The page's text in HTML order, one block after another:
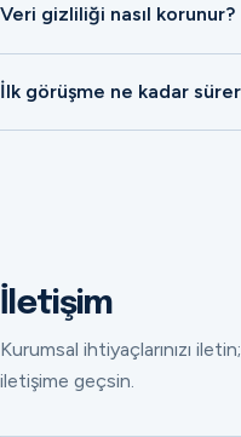
Veri gizliliği nasıl korunur?
İlk görüşme ne kadar
İletişim
Kurumsal ihtiyaçlarınızı
iletişime geçsin.